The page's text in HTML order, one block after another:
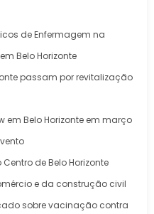
de Enfermagem na
Belo Horizonte
passam por revitalização
em Belo Horizonte em março
de Belo Horizonte
e da construção civil
sobre vacinação contra